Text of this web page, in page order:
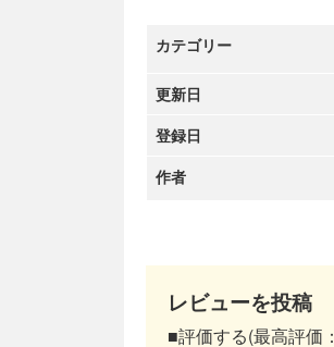
カテゴリー
更新日
登録日
作者
レビューを投稿
■評価する(最高評価：